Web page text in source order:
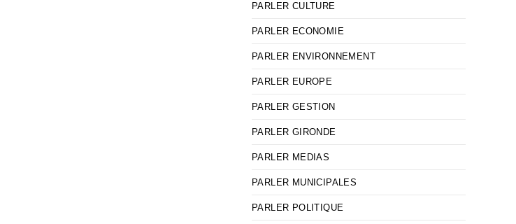
PARLER CULTURE
PARLER ECONOMIE
PARLER ENVIRONNEMENT
PARLER EUROPE
PARLER GESTION
PARLER GIRONDE
PARLER MEDIAS
PARLER MUNICIPALES
PARLER POLITIQUE